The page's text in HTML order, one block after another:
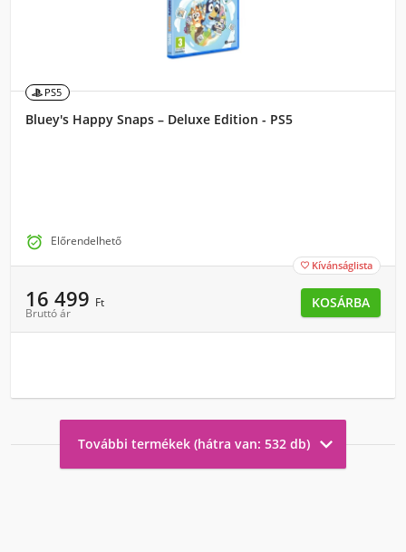
PS5
Bluey's Happy Snaps – Deluxe Edition - PS5
 Előrendelhető
 Kívánságlista
16 499 Ft
Bruttó ár
KOSÁRBA
További termékek (hátra van: 532 db) 